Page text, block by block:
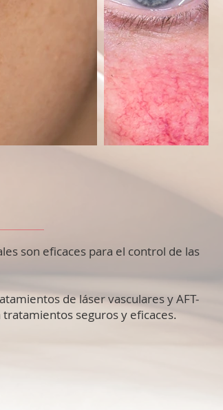
son eficaces para el control de las
de láser vasculares y AFT-
tratamientos seguros y eficaces.